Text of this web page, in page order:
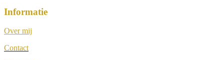
Informatie
Over mij
Contact